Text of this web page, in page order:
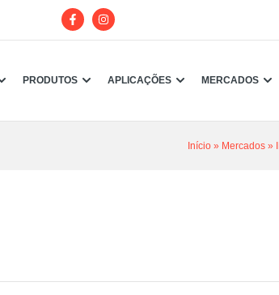
PRODUTOS APLICAÇÕES MERCADOS
Início » Mercados »